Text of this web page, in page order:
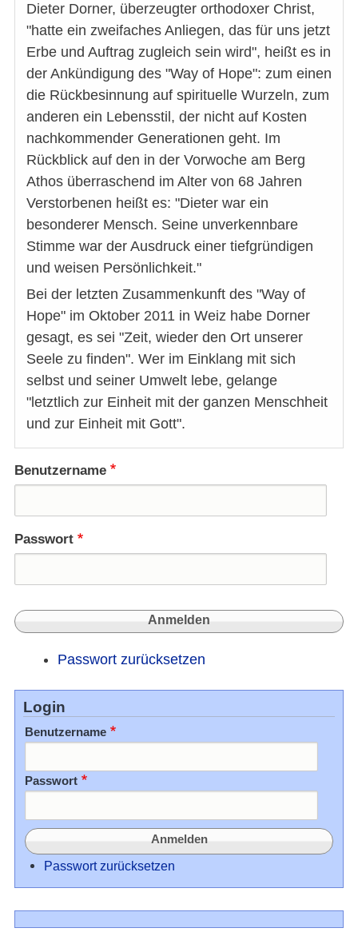
Dieter Dorner, überzeugter orthodoxer Christ,
"hatte ein zweifaches Anliegen, das für uns jetzt
Erbe und Auftrag zugleich sein wird", heißt es in
der Ankündigung des "Way of Hope": zum einen
die Rückbesinnung auf spirituelle Wurzeln, zum
anderen ein Lebensstil, der nicht auf Kosten
nachkommender Generationen geht. Im
Rückblick auf den in der Vorwoche am Berg
Athos überraschend im Alter von 68 Jahren
Verstorbenen heißt es: "Dieter war ein
besonderer Mensch. Seine unverkennbare
Stimme war der Ausdruck einer tiefgründigen
und weisen Persönlichkeit."
Bei der letzten Zusammenkunft des "Way of
Hope" im Oktober 2011 in Weiz habe Dorner
gesagt, es sei "Zeit, wieder den Ort unserer
Seele zu finden". Wer im Einklang mit sich
selbst und seiner Umwelt lebe, gelange
"letztlich zur Einheit mit der ganzen Menschheit
und zur Einheit mit Gott".
Benutzername
Passwort
Passwort zurücksetzen
Login
Benutzername
Passwort
Passwort zurücksetzen